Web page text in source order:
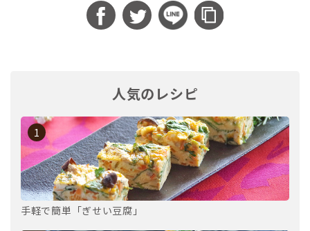
人気のレシピ
1
手軽で簡単「ぎせい豆腐」